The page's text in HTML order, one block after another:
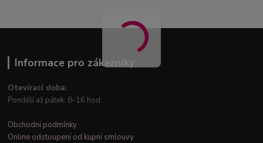
Informace pro zákazníky
Otevírací doba:
Pondělí až pátek: 8-16 hod.
Obchodní podmínky
Online odstoupení od kupní smlouvy